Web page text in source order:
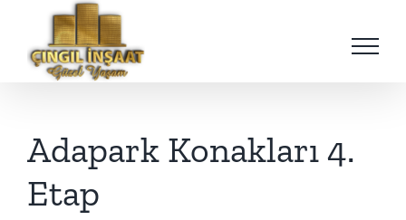
content
Adapark Konakları 4.
Etap